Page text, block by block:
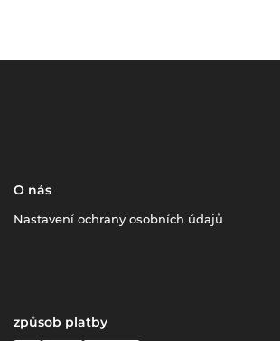
O nás
Nastavení ochrany osobních údajů
způsob platby